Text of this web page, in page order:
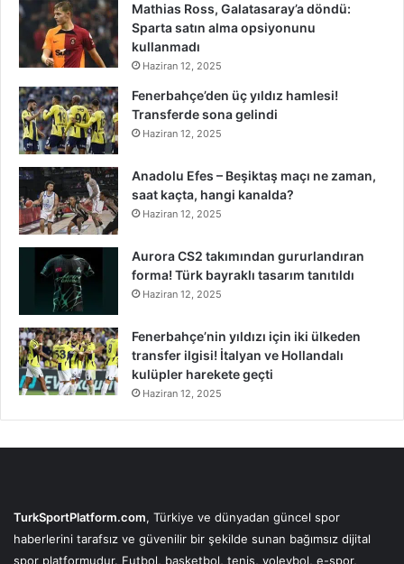
Mathias Ross, Galatasaray’a döndü:
Sparta satın alma opsiyonunu
kullanmadı
Haziran 12, 2025
Fenerbahçe’den üç yıldız hamlesi!
Transferde sona gelindi
Haziran 12, 2025
Anadolu Efes – Beşiktaş maçı ne zaman,
saat kaçta, hangi kanalda?
Haziran 12, 2025
Aurora CS2 takımından gururlandıran
forma! Türk bayraklı tasarım tanıtıldı
Haziran 12, 2025
Fenerbahçe’nin yıldızı için iki ülkeden
transfer ilgisi! İtalyan ve Hollandalı
kulüpler harekete geçti
Haziran 12, 2025
TurkSportPlatform.com, Türkiye ve dünyadan güncel spor
haberlerini tarafsız ve güvenilir bir şekilde sunan bağımsız dijital
spor platformudur. Futbol, basketbol, tenis, voleybol, e-spor,